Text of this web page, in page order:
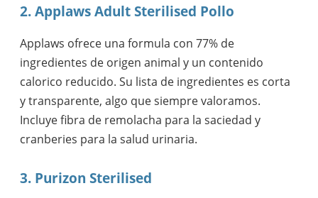
2. Applaws Adult Sterilised Pollo
Applaws ofrece una formula con 77% de
ingredientes de origen animal y un contenido
calorico reducido. Su lista de ingredientes es corta
y transparente, algo que siempre valoramos.
Incluye fibra de remolacha para la saciedad y
cranberies para la salud urinaria.
3. Purizon Sterilised